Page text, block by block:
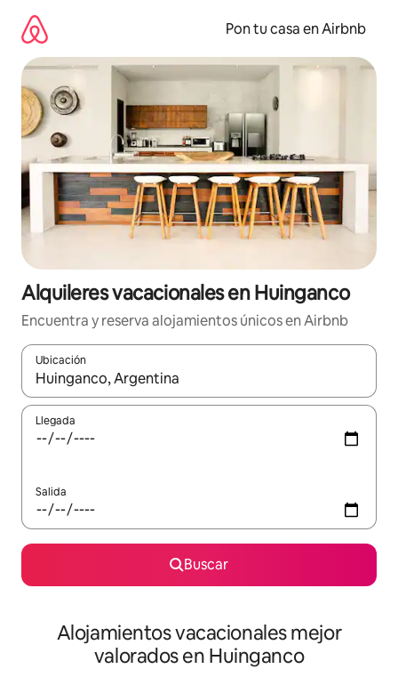
contenido
Pon tu casa en Airbnb
Alquileres vacacionales en Huinganco
Encuentra y reserva alojamientos únicos en Airbnb
Ubicación
Cuando los resultados estén disponibles, navega con las
Llegada
Salida
Buscar
Alojamientos vacacionales mejor
valorados en Huinganco